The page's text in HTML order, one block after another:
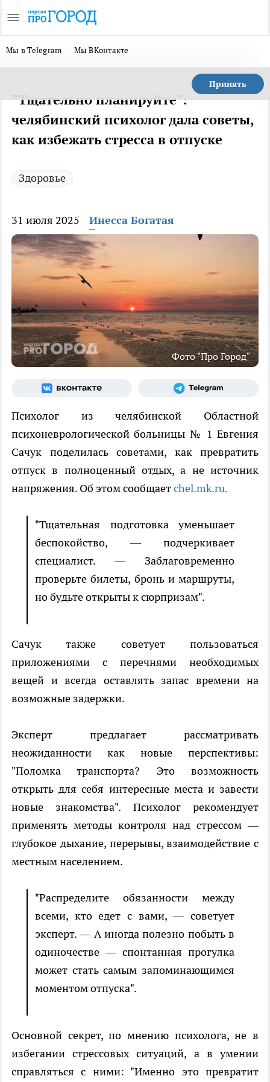
Мы в Telegram Мы ВКонтакте
Принять
"Тщательно планируйте":
челябинский психолог дала советы,
как избежать стресса в отпуске
Здоровье
31 июля 2025 Инесса Богатая
Фото "Про Город"
Психолог из челябинской Областной
психоневрологической больницы № 1 Евгения
Сачук поделилась советами, как превратить
отпуск в полноценный отдых, а не источник
напряжения. Об этом сообщаетchel.mk.ru.
"Тщательная подготовка уменьшает
беспокойство, — подчеркивает
специалист. — Заблаговременно
проверьте билеты, бронь и маршруты,
но будьте открыты к сюрпризам".
Сачук также советует пользоваться
приложениями с перечнями необходимых
вещей и всегда оставлять запас времени на
возможные задержки.
Эксперт предлагает рассматривать
неожиданности как новые перспективы:
"Поломка транспорта? Это возможность
открыть для себя интересные места и завести
новые знакомства". Психолог рекомендует
применять методы контроля над стрессом —
глубокое дыхание, перерывы, взаимодействие с
местным населением.
"Распределите обязанности между
всеми, кто едет с вами, — советует
эксперт. — А иногда полезно побыть в
одиночестве — спонтанная прогулка
может стать самым запоминающимся
моментом отпуска".
Основной секрет, по мнению психолога, не в
избегании стрессовых ситуаций, а в умении
справляться с ними: "Именно это превратит